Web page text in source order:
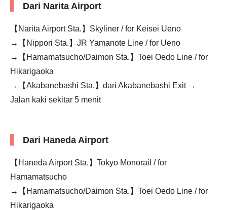
Dari Narita Airport
【Narita Airport Sta.】Skyliner / for Keisei Ueno
→【Nippori Sta.】JR Yamanote Line / for Ueno
→【Hamamatsucho/Daimon Sta.】Toei Oedo Line / for
Hikarigaoka
→【Akabanebashi Sta.】dari Akabanebashi Exit →
Jalan kaki sekitar 5 menit
Dari Haneda Airport
【Haneda Airport Sta.】Tokyo Monorail / for
Hamamatsucho
→【Hamamatsucho/Daimon Sta.】Toei Oedo Line / for
Hikarigaoka